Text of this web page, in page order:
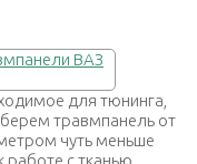
для тюнинга,
травмпанель от
чуть меньше
с тканью.